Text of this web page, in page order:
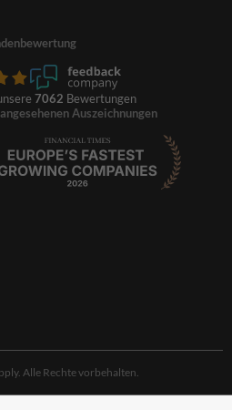
7062 Bewertungen
Auszeichnungen
Alle Rechte vorbehalten.